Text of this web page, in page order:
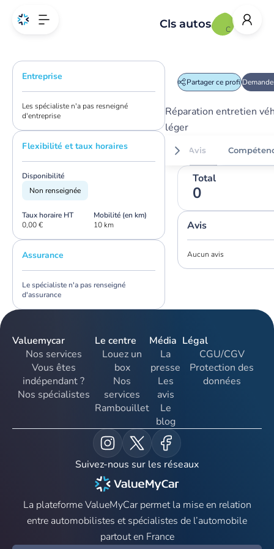
Entreprise
Les spécialiste n'a pas resneigné
d'entreprise
Flexibilité et taux horaires
Disponibilité
Non renseignée
Taux horaire HT
0,00 €
Mobilité (en km)
10 km
Assurance
Le spécialiste n'a pas renseigné
d'assurance
C
Cls autos
Partager ce profil
Réparation entretien
léger
Avis
Total
0
Avis
Aucun avis
Valuemycar
Nos services
Vous êtes
indépendant ?
Nos spécialistes
Le centre
Louez un
box
Nos
services
Rambouillet
Média
La
presse
Les
avis
Le
blog
Légal
CGU/CGV
Protection des
données
Suivez-nous sur les réseaux
La plateforme ValueMyCar permet la mise en relation
entre automobilistes et spécialistes de l’automobile
partout en France